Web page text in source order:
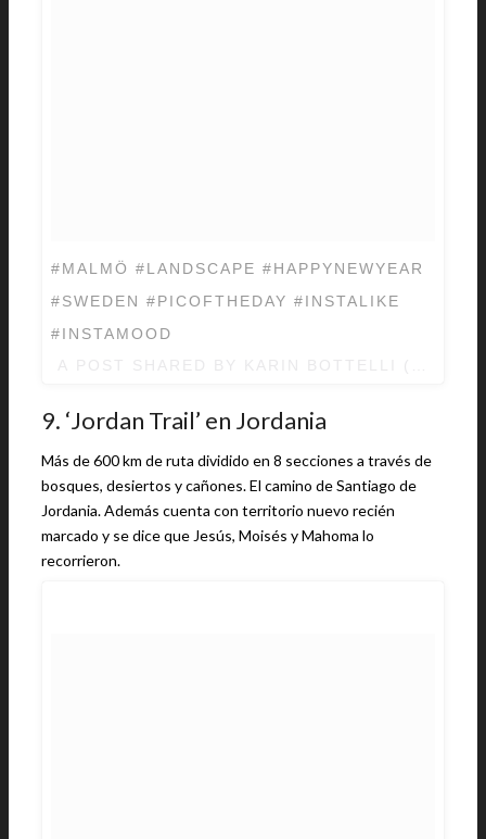
#MALMÖ #LANDSCAPE #HAPPYNEWYEAR
#SWEDEN #PICOFTHEDAY #INSTALIKE
#INSTAMOOD
9. ‘Jordan Trail’ en Jordania
Más de 600 km de ruta dividido en 8 secciones a través de
bosques, desiertos y cañones. El camino de Santiago de
Jordania. Además cuenta con territorio nuevo recién
marcado y se dice que Jesús, Moisés y Mahoma lo
recorrieron.